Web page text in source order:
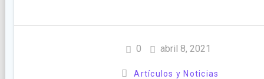
0 abril 8, 2021
Artículos y Noticias